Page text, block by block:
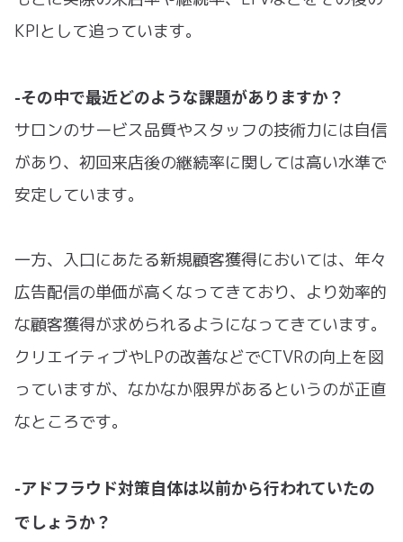
KPIとして追っています。
-その中で最近どのような課題がありますか？
サロンのサービス品質やスタッフの技術力には自信
があり、初回来店後の継続率に関しては高い水準で
安定しています。
一方、入口にあたる新規顧客獲得においては、年々
広告配信の単価が高くなってきており、より効率的
な顧客獲得が求められるようになってきています。
クリエイティブやLPの改善などでCTVRの向上を図
っていますが、なかなか限界があるというのが正直
なところです。
-アドフラウド対策自体は以前から行われていたの
でしょうか？